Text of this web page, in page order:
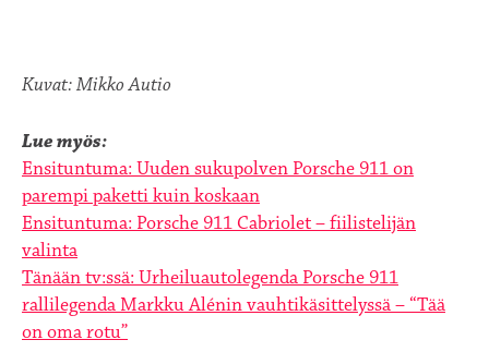
Kuvat: Mikko Autio
Lue myös:
Ensituntuma: Uuden sukupolven Porsche 911 on
parempi paketti kuin koskaan
Ensituntuma: Porsche 911 Cabriolet – fiilistelijän
valinta
Tänään tv:ssä: Urheiluautolegenda Porsche 911
rallilegenda Markku Alénin vauhtikäsittelyssä – “Tää
on oma rotu”